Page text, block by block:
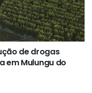
de drogas
em Mulungu do